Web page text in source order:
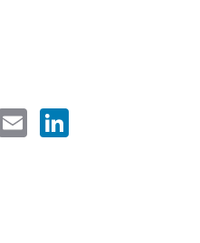
EMAIL LINKEDIN